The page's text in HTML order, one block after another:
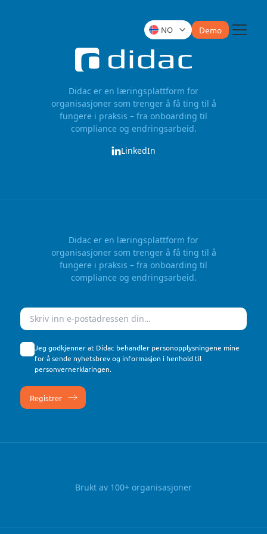
NO Demo Meny
Didac er en læringsplattform for
organisasjoner som trenger å få ting til å
fungere i praksis – fra onboarding til
compliance og endringsarbeid.
LinkedIn
Didac er en læringsplattform for
organisasjoner som trenger å få ting til å
fungere i praksis – fra onboarding til
compliance og endringsarbeid.
E-post
Jeg godkjenner at Didac behandler personopplysningene mine
for å sende nyhetsbrev og informasjon i henhold til
personvernerklaringen.
Brukt av 100+ organisasjoner